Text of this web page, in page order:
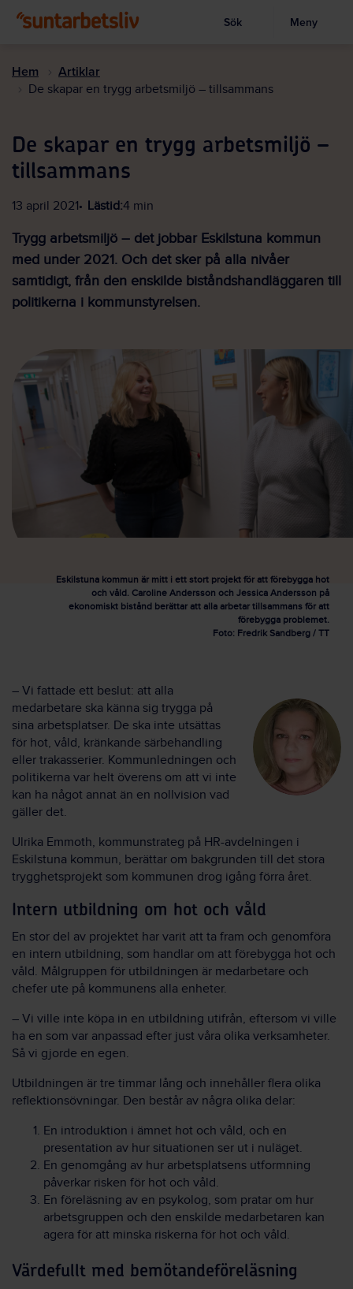
huvudinnehållet
Visa sökruta
Sök Meny
Hem Artiklar
De skapar en trygg arbetsmiljö – tillsammans
De skapar en trygg arbetsmiljö –
tillsammans
13 april 2021 Lästid:4 min
Trygg arbetsmiljö – det jobbar Eskilstuna kommun
med under 2021. Och det sker på alla nivåer
samtidigt, från den enskilde biståndshandläggaren till
politikerna i kommunstyrelsen.
Eskilstuna kommun är mitt i ett stort projekt för att förebygga hot
och våld. Caroline Andersson och Jessica Andersson på
ekonomiskt bistånd berättar att alla arbetar tillsammans för att
förebygga problemet.
Foto: Fredrik Sandberg / TT
– Vi fattade ett beslut: att alla
medarbetare ska känna sig trygga på
sina arbetsplatser. De ska inte utsättas
för hot, våld, kränkande särbehandling
eller trakasserier. Kommunledningen och
politikerna var helt överens om att vi inte
kan ha något annat än en nollvision vad
gäller det.
Ulrika Emmoth, kommunstrateg på HR-avdelningen i
Eskilstuna kommun, berättar om bakgrunden till det stora
trygghetsprojekt som kommunen drog igång förra året.
Intern utbildning om hot och våld
En stor del av projektet har varit att ta fram och genomföra
en intern utbildning, som handlar om att förebygga hot och
våld. Målgruppen för utbildningen är medarbetare och
chefer ute på kommunens alla enheter.
– Vi ville inte köpa in en utbildning utifrån, eftersom vi ville
ha en som var anpassad efter just våra olika verksamheter.
Så vi gjorde en egen.
Utbildningen är tre timmar lång och innehåller flera olika
reflektionsövningar. Den består av några olika delar:
En introduktion i ämnet hot och våld, och en
presentation av hur situationen ser ut i nuläget.
En genomgång av hur arbetsplatsens utformning
påverkar risken för hot och våld.
En föreläsning av en psykolog, som pratar om hur
arbetsgruppen och den enskilde medarbetaren kan
agera för att minska riskerna för hot och våld.
Värdefullt med bemötandeföreläsning